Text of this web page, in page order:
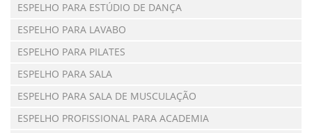
ESPELHO PARA ESTÚDIO DE DANÇA
ESPELHO PARA LAVABO
ESPELHO PARA PILATES
ESPELHO PARA SALA
ESPELHO PARA SALA DE MUSCULAÇÃO
ESPELHO PROFISSIONAL PARA ACADEMIA